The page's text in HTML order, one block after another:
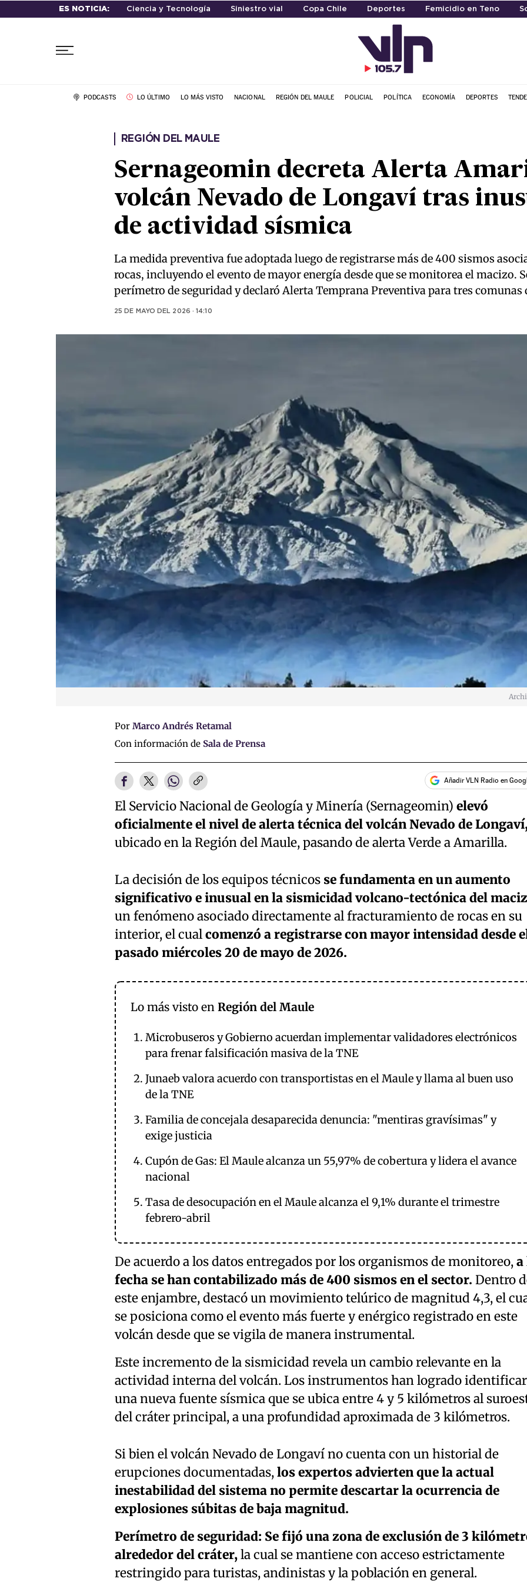
ES NOTICIA: Ciencia y Tecnología Siniestro vial Copa Chile Deportes Femicidio en Teno
PODCASTS LO ÚLTIMO LO MÁS VISTO NACIONAL REGIÓN DEL MAULE POLICIAL POLÍTICA ECONOMÍA DEPORTES
REGIÓN DEL MAULE
Sernageomin decreta Alerta
volcán Nevado de Longaví tras
de actividad sísmica
La medida preventiva fue adoptada luego de registrarse más de 400 sismos
rocas, incluyendo el evento de mayor energía desde que se monitorea el macizo.
perímetro de seguridad y declaró Alerta Temprana Preventiva para tres comunas
25 DE MAYO DEL 2026 · 14:10
Por Marco Andrés Retamal
Con información de Sala de Prensa
Añadir VLN Radio en
El Servicio Nacional de Geología y Minería (Sernageomin) elevó
oficialmente el nivel de alerta técnica del volcán Nevado de
ubicado en la Región del Maule, pasando de alerta Verde a Amarilla.
La decisión de los equipos técnicos se fundamenta en un aumento
significativo e inusual en la sismicidad volcano-tectónica del
un fenómeno asociado directamente al fracturamiento de rocas en su
interior, el cualcomenzó a registrarse con mayor intensidad desde
pasado miércoles 20 de mayo de 2026.
Lo más visto en Región del Maule
Microbuseros y Gobierno acuerdan implementar validadores electrónicos
para frenar falsificación masiva de la TNE
Junaeb valora acuerdo con transportistas en el Maule y llama al buen uso
de la TNE
Familia de concejala desaparecida denuncia: "mentiras gravísimas" y
exige justicia
Cupón de Gas: El Maule alcanza un 55,97% de cobertura y lidera el avance
nacional
Tasa de desocupación en el Maule alcanza el 9,1% durante el trimestre
febrero-abril
De acuerdo a los datos entregados por los organismos de monitoreo,a
fecha se han contabilizado más de 400 sismos en el sector. Dentro
este enjambre, destacó un movimiento telúrico de magnitud 4,3, el
se posiciona como el evento más fuerte y enérgico registrado en este
volcán desde que se vigila de manera instrumental.
Este incremento de la sismicidad revela un cambio relevante en la
actividad interna del volcán. Los instrumentos han logrado identificar
una nueva fuente sísmica que se ubica entre 4 y 5 kilómetros al
del cráter principal, a una profundidad aproximada de 3 kilómetros.
Si bien el volcán Nevado de Longaví no cuenta con un historial de
erupciones documentadas,los expertos advierten que la actual
inestabilidad del sistema no permite descartar la ocurrencia de
explosiones súbitas de baja magnitud.
Perímetro de seguridad: Se fijó una zona de exclusión de 3
alrededor del cráter,la cual se mantiene con acceso estrictamente
restringido para turistas, andinistas y la población en general.